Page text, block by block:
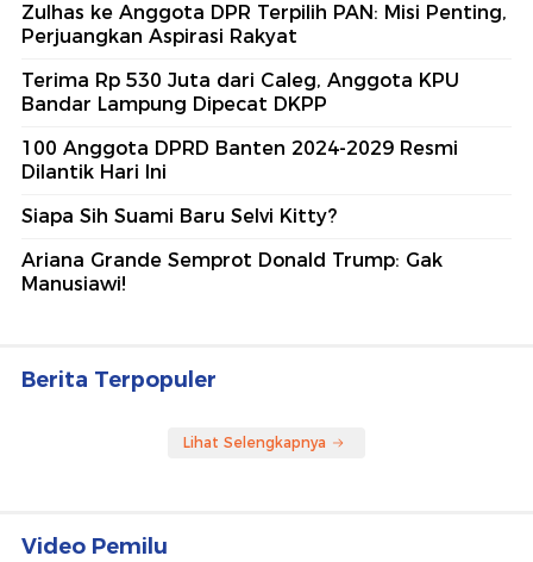
Zulhas ke Anggota DPR Terpilih PAN: Misi Penting,
Perjuangkan Aspirasi Rakyat
Terima Rp 530 Juta dari Caleg, Anggota KPU
Bandar Lampung Dipecat DKPP
100 Anggota DPRD Banten 2024-2029 Resmi
Dilantik Hari Ini
Siapa Sih Suami Baru Selvi Kitty?
Ariana Grande Semprot Donald Trump: Gak
Manusiawi!
Berita Terpopuler
Lihat Selengkapnya
Video Pemilu